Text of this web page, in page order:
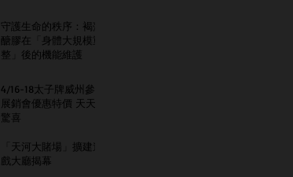
守護生命的秩序：褐藻
醣膠在「身體大規模重
整」後的機能維護
4/16-18太子牌威州參
展銷會優惠特價 天天
驚喜
「天河大賭場」擴建遊
戲大廳揭幕